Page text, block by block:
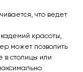
что ведет
красоты,
может позволить
в столицы или